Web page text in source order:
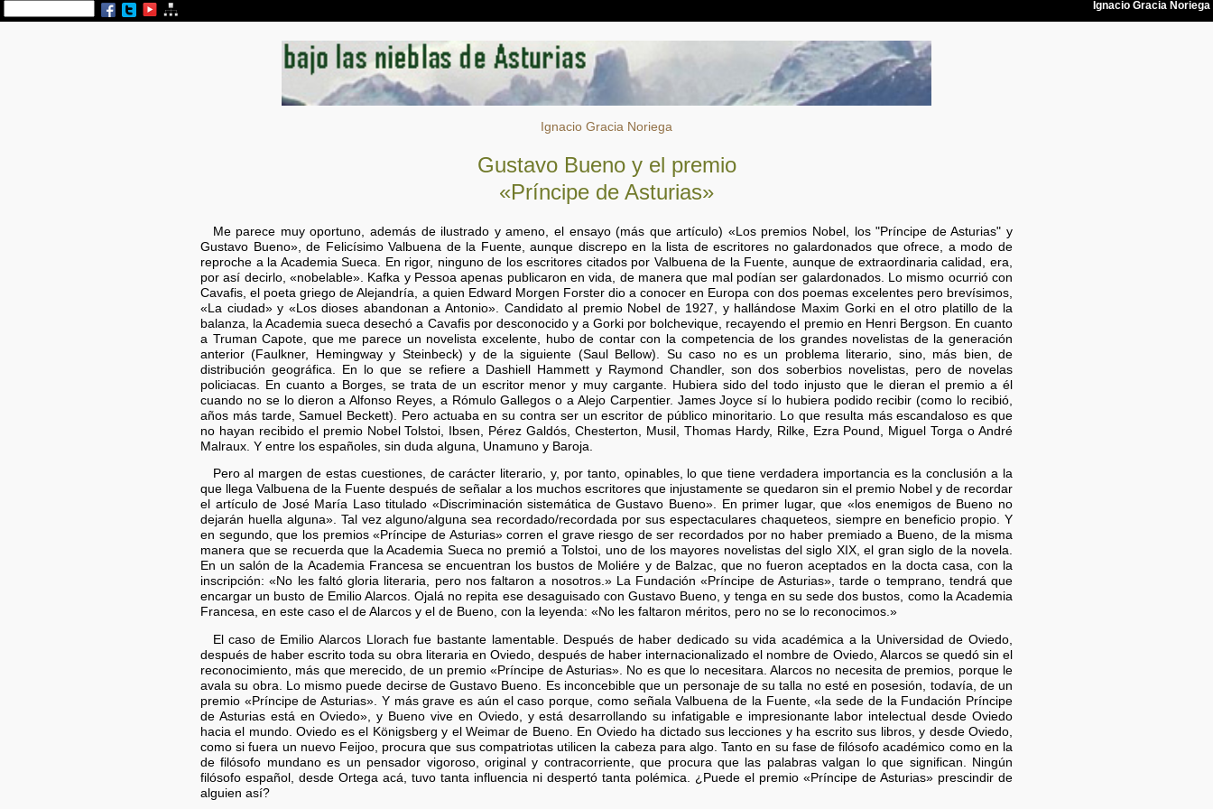
Ignacio Gracia Noriega
Gustavo Bueno y el premio
«Príncipe de Asturias»
Me parece muy oportuno, además de ilustrado y ameno, el ensayo (más que artículo) «Los premios Nobel, los "Príncipe de Asturias" y
Gustavo Bueno», de Felicísimo Valbuena de la Fuente, aunque discrepo en la lista de escritores no galardonados que ofrece, a modo de
reproche a la Academia Sueca. En rigor, ninguno de los escritores citados por Valbuena de la Fuente, aunque de extraordinaria calidad, era,
por así decirlo, «nobelable». Kafka y Pessoa apenas publicaron en vida, de manera que mal podían ser galardonados. Lo mismo ocurrió con
Cavafis, el poeta griego de Alejandría, a quien Edward Morgen Forster dio a conocer en Europa con dos poemas excelentes pero brevísimos,
«La ciudad» y «Los dioses abandonan a Antonio». Candidato al premio Nobel de 1927, y hallándose Maxim Gorki en el otro platillo de la
balanza, la Academia sueca desechó a Cavafis por desconocido y a Gorki por bolchevique, recayendo el premio en Henri Bergson. En cuanto
a Truman Capote, que me parece un novelista excelente, hubo de contar con la competencia de los grandes novelistas de la generación
anterior (Faulkner, Hemingway y Steinbeck) y de la siguiente (Saul Bellow). Su caso no es un problema literario, sino, más bien, de
distribución geográfica. En lo que se refiere a Dashiell Hammett y Raymond Chandler, son dos soberbios novelistas, pero de novelas
policiacas. En cuanto a Borges, se trata de un escritor menor y muy cargante. Hubiera sido del todo injusto que le dieran el premio a él
cuando no se lo dieron a Alfonso Reyes, a Rómulo Gallegos o a Alejo Carpentier. James Joyce sí lo hubiera podido recibir (como lo recibió,
años más tarde, Samuel Beckett). Pero actuaba en su contra ser un escritor de público minoritario. Lo que resulta más escandaloso es que
no hayan recibido el premio Nobel Tolstoi, Ibsen, Pérez Galdós, Chesterton, Musil, Thomas Hardy, Rilke, Ezra Pound, Miguel Torga o André
Malraux. Y entre los españoles, sin duda alguna, Unamuno y Baroja.
Pero al margen de estas cuestiones, de carácter literario, y, por tanto, opinables, lo que tiene verdadera importancia es la conclusión a la
que llega Valbuena de la Fuente después de señalar a los muchos escritores que injustamente se quedaron sin el premio Nobel y de recordar
el artículo de José María Laso titulado «Discriminación sistemática de Gustavo Bueno». En primer lugar, que «los enemigos de Bueno no
dejarán huella alguna». Tal vez alguno/alguna sea recordado/recordada por sus espectaculares chaqueteos, siempre en beneficio propio. Y
en segundo, que los premios «Príncipe de Asturias» corren el grave riesgo de ser recordados por no haber premiado a Bueno, de la misma
manera que se recuerda que la Academia Sueca no premió a Tolstoi, uno de los mayores novelistas del siglo XIX, el gran siglo de la novela.
En un salón de la Academia Francesa se encuentran los bustos de Moliére y de Balzac, que no fueron aceptados en la docta casa, con la
inscripción: «No les faltó gloria literaria, pero nos faltaron a nosotros.» La Fundación «Príncipe de Asturias», tarde o temprano, tendrá que
encargar un busto de Emilio Alarcos. Ojalá no repita ese desaguisado con Gustavo Bueno, y tenga en su sede dos bustos, como la Academia
Francesa, en este caso el de Alarcos y el de Bueno, con la leyenda: «No les faltaron méritos, pero no se lo reconocimos.»
El caso de Emilio Alarcos Llorach fue bastante lamentable. Después de haber dedicado su vida académica a la Universidad de Oviedo,
después de haber escrito toda su obra literaria en Oviedo, después de haber internacionalizado el nombre de Oviedo, Alarcos se quedó sin el
reconocimiento, más que merecido, de un premio «Príncipe de Asturias». No es que lo necesitara. Alarcos no necesita de premios, porque le
avala su obra. Lo mismo puede decirse de Gustavo Bueno. Es inconcebible que un personaje de su talla no esté en posesión, todavía, de un
premio «Príncipe de Asturias». Y más grave es aún el caso porque, como señala Valbuena de la Fuente, «la sede de la Fundación Príncipe
de Asturias está en Oviedo», y Bueno vive en Oviedo, y está desarrollando su infatigable e impresionante labor intelectual desde Oviedo
hacia el mundo. Oviedo es el Königsberg y el Weimar de Bueno. En Oviedo ha dictado sus lecciones y ha escrito sus libros, y desde Oviedo,
como si fuera un nuevo Feijoo, procura que sus compatriotas utilicen la cabeza para algo. Tanto en su fase de filósofo académico como en la
de filósofo mundano es un pensador vigoroso, original y contracorriente, que procura que las palabras valgan lo que significan. Ningún
filósofo español, desde Ortega acá, tuvo tanta influencia ni despertó tanta polémica. ¿Puede el premio «Príncipe de Asturias» prescindir de
alguien así?